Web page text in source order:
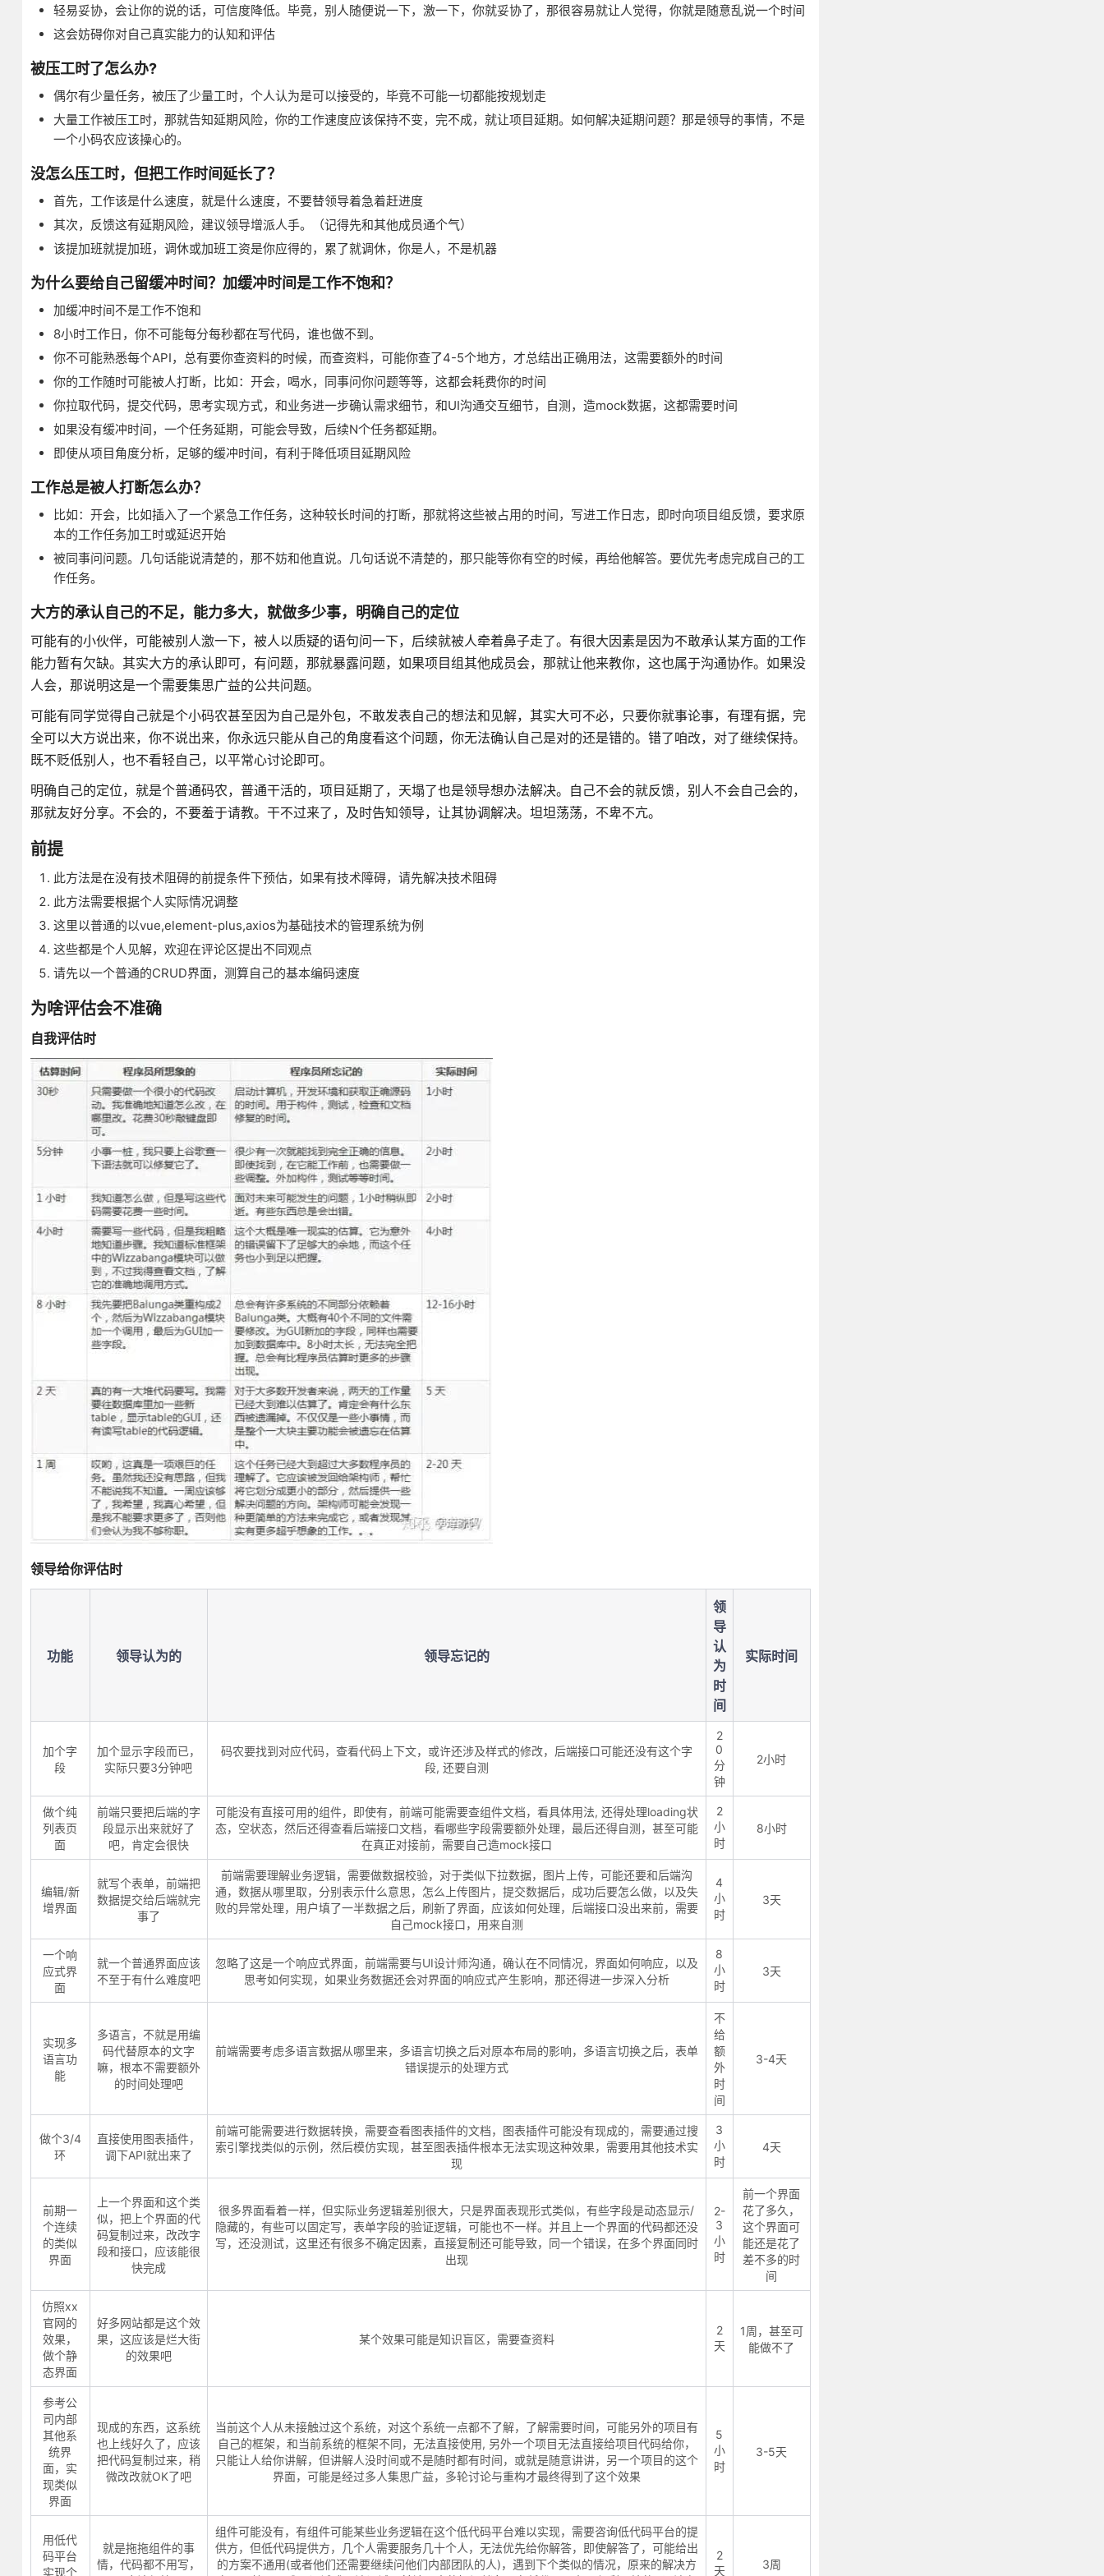
轻易妥协，会让你的说的话，可信度降低。毕竟，别人随便说一下，激一下，你就妥协了，那很容易就让人觉得，你就是随意乱说一个时间
这会妨碍你对自己真实能力的认知和评估
被压工时了怎么办?
偶尔有少量任务，被压了少量工时，个人认为是可以接受的，毕竟不可能一切都能按规划走
大量工作被压工时，那就告知延期风险，你的工作速度应该保持不变，完不成，就让项目延期。如何解决延期问题？那是领导的事情，不是
一个小码农应该操心的。
没怎么压工时，但把工作时间延长了？
首先，工作该是什么速度，就是什么速度，不要替领导着急着赶进度
其次，反馈这有延期风险，建议领导增派人手。（记得先和其他成员通个气）
该提加班就提加班，调休或加班工资是你应得的，累了就调休，你是人，不是机器
为什么要给自己留缓冲时间？加缓冲时间是工作不饱和？
加缓冲时间不是工作不饱和
8小时工作日，你不可能每分每秒都在写代码，谁也做不到。
你不可能熟悉每个API，总有要你查资料的时候，而查资料，可能你查了4-5个地方，才总结出正确用法，这需要额外的时间
你的工作随时可能被人打断，比如：开会，喝水，同事问你问题等等，这都会耗费你的时间
你拉取代码，提交代码，思考实现方式，和业务进一步确认需求细节，和UI沟通交互细节，自测，造mock数据，这都需要时间
如果没有缓冲时间，一个任务延期，可能会导致，后续N个任务都延期。
即使从项目角度分析，足够的缓冲时间，有利于降低项目延期风险
工作总是被人打断怎么办？
比如：开会，比如插入了一个紧急工作任务，这种较长时间的打断，那就将这些被占用的时间，写进工作日志，即时向项目组反馈，要求原
本的工作任务加工时或延迟开始
被同事问问题。几句话能说清楚的，那不妨和他直说。几句话说不清楚的，那只能等你有空的时候，再给他解答。要优先考虑完成自己的工
作任务。
大方的承认自己的不足，能力多大，就做多少事，明确自己的定位
可能有的小伙伴，可能被别人激一下，被人以质疑的语句问一下，后续就被人牵着鼻子走了。有很大因素是因为不敢承认某方面的工作
能力暂有欠缺。其实大方的承认即可，有问题，那就暴露问题，如果项目组其他成员会，那就让他来教你，这也属于沟通协作。如果没
人会，那说明这是一个需要集思广益的公共问题。
可能有同学觉得自己就是个小码农甚至因为自己是外包，不敢发表自己的想法和见解，其实大可不必，只要你就事论事，有理有据，完
全可以大方说出来，你不说出来，你永远只能从自己的角度看这个问题，你无法确认自己是对的还是错的。错了咱改，对了继续保持。
既不贬低别人，也不看轻自己，以平常心讨论即可。
明确自己的定位，就是个普通码农，普通干活的，项目延期了，天塌了也是领导想办法解决。自己不会的就反馈，别人不会自己会的，
那就友好分享。不会的，不要羞于请教。干不过来了，及时告知领导，让其协调解决。坦坦荡荡，不卑不亢。
前提
此方法是在没有技术阻碍的前提条件下预估，如果有技术障碍，请先解决技术阻碍
此方法需要根据个人实际情况调整
这里以普通的以vue,element-plus,axios为基础技术的管理系统为例
这些都是个人见解，欢迎在评论区提出不同观点
请先以一个普通的CRUD界面，测算自己的基本编码速度
为啥评估会不准确
自我评估时
领导给你评估时
功能 领导认为的 领导忘记的
领
导
认
为
时
间
实际时间
加个字
段
加个显示字段而已，
实际只要3分钟吧
码农要找到对应代码，查看代码上下文，或许还涉及样式的修改，后端接口可能还没有这个字
段, 还要自测
2
0
分
钟
2小时
做个纯
列表页
面
前端只要把后端的字
段显示出来就好了
吧，肯定会很快
可能没有直接可用的组件，即使有，前端可能需要查组件文档，看具体用法, 还得处理loading状
态，空状态，然后还得查看后端接口文档，看哪些字段需要额外处理，最后还得自测，甚至可能
在真正对接前，需要自己造mock接口
2
小
时
8小时
编辑/新
增界面
就写个表单，前端把
数据提交给后端就完
事了
前端需要理解业务逻辑，需要做数据校验，对于类似下拉数据，图片上传，可能还要和后端沟
通，数据从哪里取，分别表示什么意思，怎么上传图片，提交数据后，成功后要怎么做，以及失
败的异常处理，用户填了一半数据之后，刷新了界面，应该如何处理，后端接口没出来前，需要
自己mock接口，用来自测
4
小
时
3天
一个响
应式界
面
就一个普通界面应该
不至于有什么难度吧
忽略了这是一个响应式界面，前端需要与UI设计师沟通，确认在不同情况，界面如何响应，以及
思考如何实现，如果业务数据还会对界面的响应式产生影响，那还得进一步深入分析
8
小
时
3天
实现多
语言功
能
多语言，不就是用编
码代替原本的文字
嘛，根本不需要额外
的时间处理吧
前端需要考虑多语言数据从哪里来，多语言切换之后对原本布局的影响，多语言切换之后，表单
错误提示的处理方式
不
给
额
外
时
间
3-4天
做个3/4
环
直接使用图表插件，
调下API就出来了
前端可能需要进行数据转换，需要查看图表插件的文档，图表插件可能没有现成的，需要通过搜
索引擎找类似的示例，然后模仿实现，甚至图表插件根本无法实现这种效果，需要用其他技术实
现
3
小
时
4天
前期一
个连续
的类似
界面
上一个界面和这个类
似，把上个界面的代
码复制过来，改改字
段和接口，应该能很
快完成
很多界面看着一样，但实际业务逻辑差别很大，只是界面表现形式类似，有些字段是动态显示/
隐藏的，有些可以固定写，表单字段的验证逻辑，可能也不一样。并且上一个界面的代码都还没
写，还没测试，这里还有很多不确定因素，直接复制还可能导致，同一个错误，在多个界面同时
出现
2-
3
小
时
前一个界面
花了多久，
这个界面可
能还是花了
差不多的时
间
仿照xx
官网的
效果，
做个静
态界面
好多网站都是这个效
果，这应该是烂大街
的效果吧
某个效果可能是知识盲区，需要查资料
2
天
1周，甚至可
能做不了
参考公
司内部
其他系
统界
面，实
现类似
界面
现成的东西，这系统
也上线好久了，应该
把代码复制过来，稍
微改改就OK了吧
当前这个人从未接触过这个系统，对这个系统一点都不了解，了解需要时间，可能另外的项目有
自己的框架，和当前系统的框架不同，无法直接使用, 另外一个项目无法直接给项目代码给你，
只能让人给你讲解，但讲解人没时间或不是随时都有时间，或就是随意讲讲，另一个项目的这个
界面，可能是经过多人集思广益，多轮讨论与重构才最终得到了这个效果
5
小
时
3-5天
用低代
码平台
实现个
就是拖拖组件的事
情，代码都不用写，
组件可能没有，有组件可能某些业务逻辑在这个低代码平台难以实现，需要咨询低代码平台的提
供方，但低代码提供方，几个人需要服务几十个人，无法优先给你解答，即使解答了，可能给出
的方案不通用(或者他们还需要继续问他们内部团队的人)，遇到下个类似的情况，原来的解决方
2
天
3周